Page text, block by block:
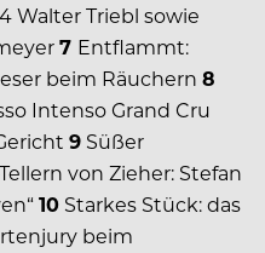
Walter Triebl sowie
7 Entflammt:
beim Räuchern 8
Intenso Grand Cru
9 Süßer
von Zieher: Stefan
10 Starkes Stück: das
beim